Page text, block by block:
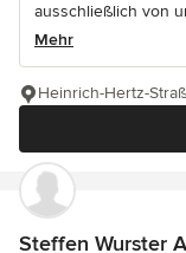
ausschließlich von
Mehr
Heinrich-Hertz-
Steffen Wurster